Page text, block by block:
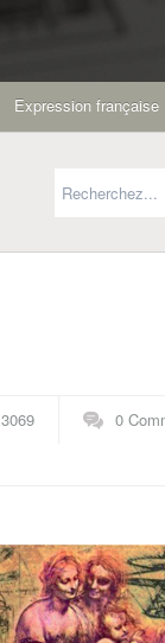
Expression française
3069 0